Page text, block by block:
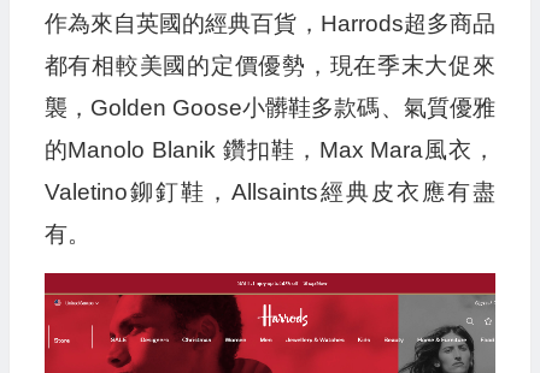
作為來自英國的經典百貨，Harrods超多商品
都有相較美國的定價優勢，現在季末大促來
襲，Golden Goose小髒鞋多款碼、氣質優雅
的Manolo Blanik 鑽扣鞋，Max Mara風衣，
Valetino鉚釘鞋，Allsaints經典皮衣應有盡
有。